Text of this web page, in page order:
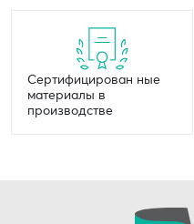
Сертифицирован ные
материалы в
производстве